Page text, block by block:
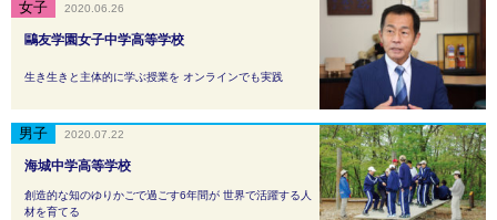
鷗友学園女子中学高等学校
生き生きと主体的に学ぶ授業を オンラインでも実践
2020.06.26
海城中学高等学校
創造的な知のゆりかごで過ごす6年間が 世界で活躍する人
材を育てる
2020.07.22